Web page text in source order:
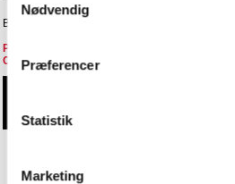
Nødvendig
Præferencer
Statistik
Marketing
BadmintonPlayer.dk - +4570605076 -
Privatlivspolitik i BD
Cookieindstillinger